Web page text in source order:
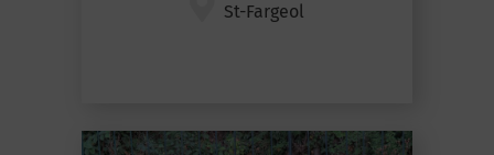
St-Fargeol